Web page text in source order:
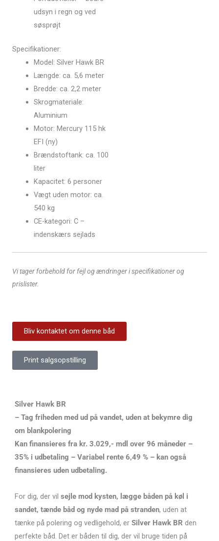
udsyn i regn og ved
søsprøjt
Specifikationer:
Model: Silver Hawk BR
Længde: ca. 5,6 meter
Bredde: ca. 2,2 meter
Skrogmateriale:
Aluminium
Motor: Mercury 115 hk
EFI (ny)
Brændstoftank: ca. 100
liter
Kapacitet: 6 personer
Vægt uden motor: ca.
540 kg
CE-kategori: C –
indenskærs sejlads
Vi tager forbehold for fejl og ændringer i specifikationer og
prislister.
Bliv kontaktet om denne båd
Print salgsopstilling
Silver Hawk BR
– Tag friheden med ud på vandet, uden at bekymre dig
om blankpolering
Kan finansieres fra kr. 3.029,- mdl over 96 måneder –
35% i udbetaling – Variabel rente 6,49 % – kan også
finansieres uden udbetaling.
For dig, der vil sejle mod kysten, lægge båden på køl i
sandet, tænde båd og nyde mad på stranden, uden at
tænke på polering og vedligehold, er Silver Hawk BR den
perfekte båd. Det er båden til dig, der vil bruge tiden på